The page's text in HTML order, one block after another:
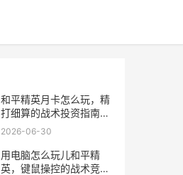
和平精英月卡怎么玩，精
打细算的战术投资指南副
标题，小投入撬动大资源
2026-06-30
用电脑怎么玩儿和平精
英，键鼠操控的战术竞技